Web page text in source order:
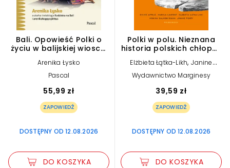
Bali. Opowieść Polki o
życiu w balijskiej wiosce,
się rytuałem
Arenika Łysko
Pascal
55,99 zł
ZAPOWIEDŹ
DOSTĘPNY OD 12.08.2026
DO KOSZYKA
Polki w polu. Nieznana
historia polskich chłopek
Elżbieta Łątka-Likh,Janine
Ponty
, Maryla Laurent ,
Salmon-Siama,Sylvie Aprile
Wydawnictwo Marginesy
39,59 zł
ZAPOWIEDŹ
DOSTĘPNY OD 12.08.2026
DO KOSZYKA